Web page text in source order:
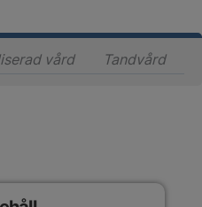
vårdInnehåll för
Tandvård